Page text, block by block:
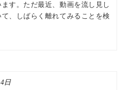
す。ただ最近、動画を流し見し
、しばらく離れてみることを検
日